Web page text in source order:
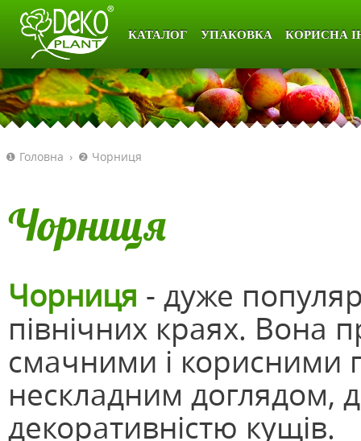
КАТАЛОГ УПАКОВКА КОРИСНА
❶ Головна › ❷ Чорниця
Чорниця
Чорниця - дуже
північних краях. Вона
смачними і корисними
нескладним доглядом,
декоративністю кущів.